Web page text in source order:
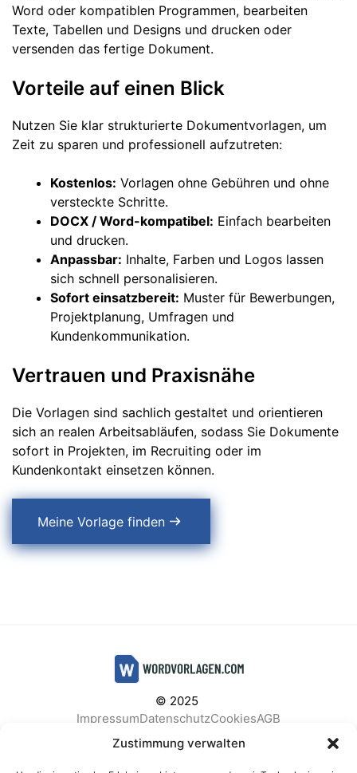
Zustimmung verwalten
Word oder kompatiblen Programmen, bearbeiten
Texte, Tabellen und Designs und drucken oder
versenden das fertige Dokument.
Vorteile auf einen Blick
Nutzen Sie klar strukturierte Dokumentvorlagen, um
Zeit zu sparen und professionell aufzutreten:
Kostenlos: Vorlagen ohne Gebühren und ohne
versteckte Schritte.
DOCX / Word-kompatibel: Einfach bearbeiten
und drucken.
Anpassbar: Inhalte, Farben und Logos lassen
sich schnell personalisieren.
Sofort einsatzbereit: Muster für Bewerbungen,
Projektplanung, Umfragen und
Kundenkommunikation.
Vertrauen und Praxisnähe
Die Vorlagen sind sachlich gestaltet und orientieren
sich an realen Arbeitsabläufen, sodass Sie Dokumente
sofort in Projekten, im Recruiting oder im
Kundenkontakt einsetzen können.
Meine Vorlage finden
© 2025
ImpressumDatenschutzCookiesAGB
Facebook
Instagram